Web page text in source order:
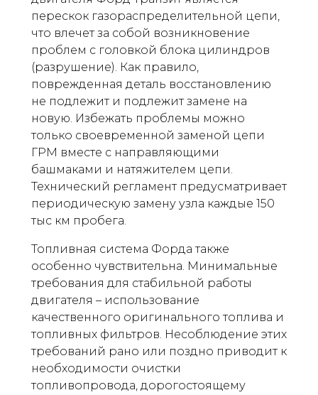
перескок газораспределительной цепи,
что влечет за собой возникновение
проблем с головкой блока цилиндров
(разрушение). Как правило,
поврежденная деталь восстановлению
не подлежит и подлежит замене на
новую. Избежать проблемы можно
только своевременной заменой цепи
ГРМ вместе с направляющими
башмаками и натяжителем цепи.
Технический регламент предусматривает
периодическую замену узла каждые 150
тыс км пробега.
Топливная система Форда также
особенно чувствительна. Минимальные
требования для стабильной работы
двигателя – использование
качественного оригинального топлива и
топливных фильтров. Несоблюдение этих
требований рано или поздно приводит к
необходимости очистки
топливопровода, дорогостоящему